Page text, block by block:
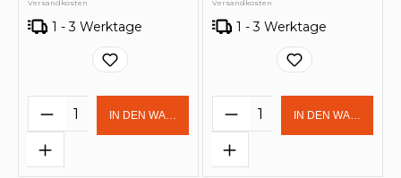
Versandkosten
1 - 3 Werktage
Produkt Anzahl: Gib den
IN DEN WARENKORB
Versandkosten
1 - 3 Werktage
Produkt Anzahl:
IN DEN